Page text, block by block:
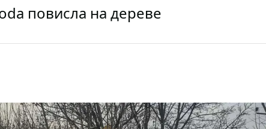
повисла на дереве